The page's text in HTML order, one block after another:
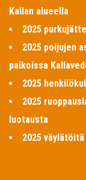
Kallan alueella
2025
2025 poijujen
paikoissa
2025
2025
luotausta
2025